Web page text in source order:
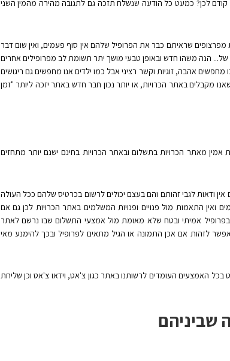
קודם לכן? כמעט כל הודעה שנשלח תזכה גם לתגובה מהירה מהמין השני
שראיתם כבר את הפרופיל שלהם אין סוף פעמים, ואין שום דבר
הנה משהו חדש ובאופן טבעי מושך יתר תשומת לב מפרופילים אחרים
אהבה, זוגיות וקשר רציני אבל כמו ילדים אנו מחפשים גם ריגושים
מקבלים באתר הכרויות, או יותר נכון חבר חדש באתר יזכה ליותר "זמן
אמין מאתר הכרויות בתשלום ובאתר הכרויות בחינם ישנם יותר מתחזים
אין ודאות לגבי זהותם והם בעצם יכולים לרשום בכרטיס שלהם ככל העולה
ואין התאמות מול פנויים ופנויות המשלמים באתר הכרויות לכן גם אם
אמיתי ובטח שלא מאומת מול אמצעי התשלום שבו נרשם לאתר
לזהות אם אכן התמונה או הגיל מתאים לפרופיל ובכך להימנע מאי
האמצעים העומדים לרשותנו באתר כגון צ'אט, וידאו צ'אט וכן שליחת
שביניהם